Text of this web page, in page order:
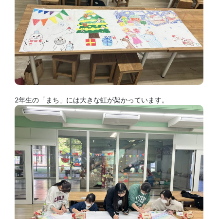
2年生の「まち」には大きな虹が架かっています。